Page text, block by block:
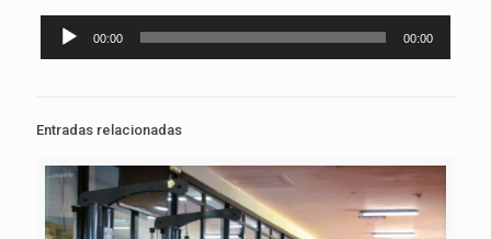
Reproductor
00:00 00:00
Entradas relacionadas